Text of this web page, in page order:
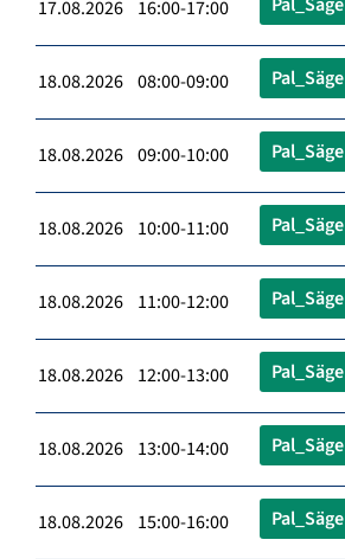
17.08.2026 16:00-17:00
18.08.2026 08:00-09:00 Pal_Säge
18.08.2026 09:00-10:00 Pal_Säge
18.08.2026 10:00-11:00 Pal_Säge
18.08.2026 11:00-12:00 Pal_Säge
18.08.2026 12:00-13:00 Pal_Säge
18.08.2026 13:00-14:00 Pal_Säge
18.08.2026 15:00-16:00 Pal_Säge